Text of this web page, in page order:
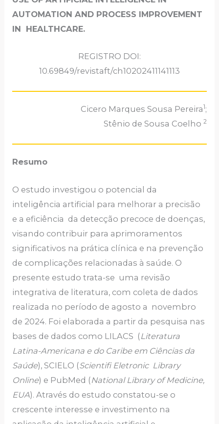
AUTOMATION AND PROCESS IMPROVEMENT
IN HEALTHCARE.
REGISTRO DOI:
10.69849/revistaft/ch10202411141113
Cicero Marques Sousa Pereira1;
Stênio de Sousa Coelho 2
Resumo
O estudo investigou o potencial da
inteligência artificial para melhorar a precisão
e a eficiência da detecção precoce de doenças,
visando contribuir para aprimoramentos
significativos na prática clínica e na prevenção
de complicações relacionadas à saúde. O
presente estudo trata-se uma revisão
integrativa de literatura, com coleta de dados
realizada no período de agosto a novembro
de 2024. Foi elaborada a partir da pesquisa nas
bases de dados como LILACS (Literatura
Latina-Americana e do Caribe em Ciências da
Saúde), SCIELO (Scientifi Eletronic Library
Online) e PubMed (National Library of Medicine,
EUA). Através do estudo constatou-se o
crescente interesse e investimento na